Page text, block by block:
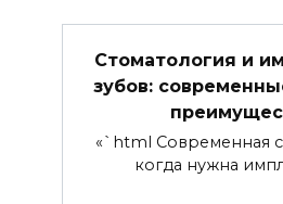
Стоматология и
зубов:
«`html Современная
когда нужна